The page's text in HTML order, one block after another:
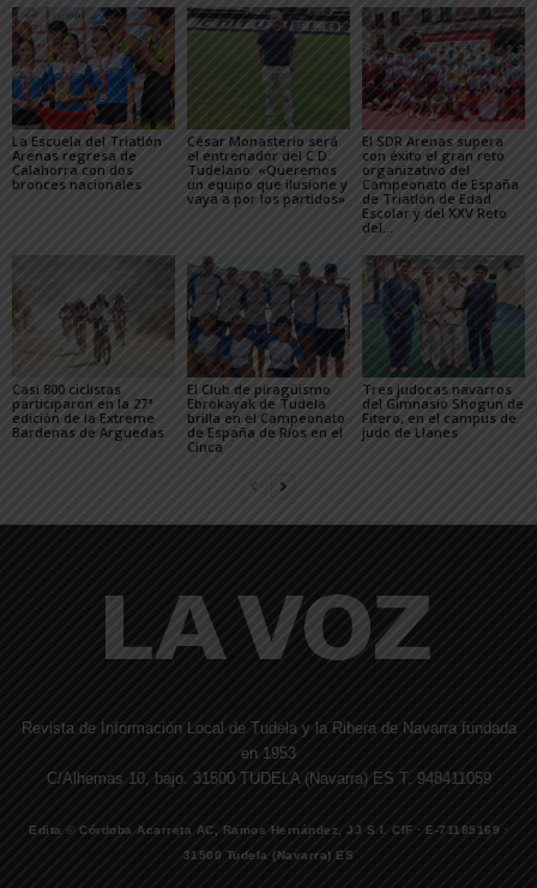
La Escuela del Triatlón
Arenas regresa de
Calahorra con dos
bronces nacionales
César Monasterio será
el entrenador del C.D.
Tudelano: «Queremos
un equipo que ilusione y
vaya a por los partidos»
El SDR Arenas supera
con éxito el gran reto
organizativo del
Campeonato de España
de Triatlón de Edad
Escolar y del XXV Reto
del...
Casi 800 ciclistas
participaron en la 27ª
edición de la Extreme
Bardenas de Arguedas
El Club de piragüismo
Ebrokayak de Tudela
brilla en el Campeonato
de España de Ríos en el
Cinca
Tres judocas navarros
del Gimnasio Shogun de
Fitero, en el campus de
judo de Llanes
Revista de Información Local de Tudela y la Ribera de Navarra fundada
en 1953
C/Alhemas 10, bajo. 31500 TUDELA (Navarra) ES T. 948411059
Edita © Córdoba Acarreta AC, Ramos Hernández, JJ S.I. CIF · E-71185169 ·
31500 Tudela (Navarra) ES